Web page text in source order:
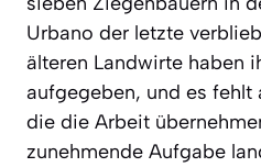
Urbano der letzte
älteren Landwirte haben
aufgegeben, und es fehlt
die die Arbeit
zunehmende Aufgabe